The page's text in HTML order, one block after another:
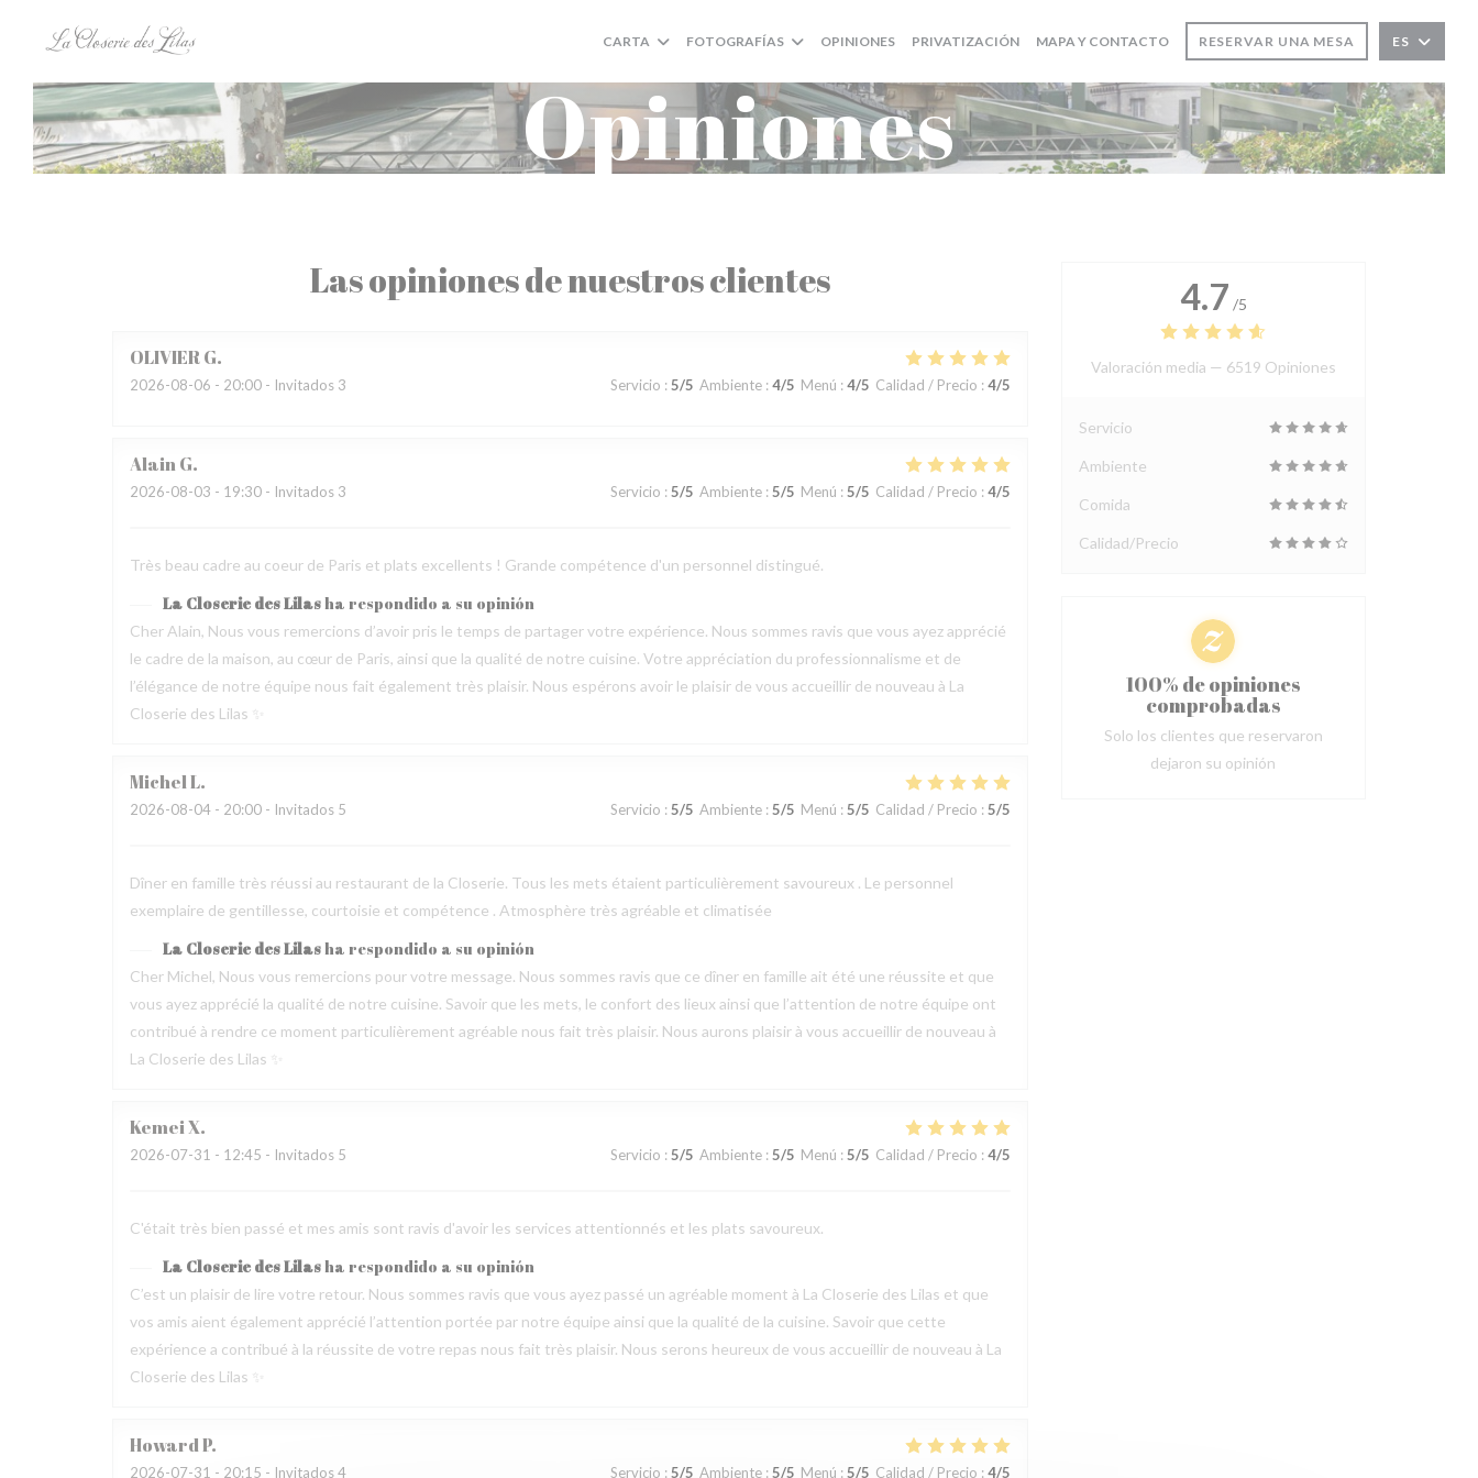
CARTA FOTOGRAFÍAS OPINIONES PRIVATIZACIÓN MAPA Y CONTACTO RESERVAR UNA MESA ES
Opiniones
Las opiniones de nuestros clientes
OLIVIERG
2026-08-06 - 20:00 - Invitados 3 Servicio : 5/5 Ambiente: 4/5 Menú : 4/5 Calidad / Precio : 4/5
AlainG
2026-08-03 - 19:30 - Invitados 3 Servicio : 5/5 Ambiente: 5/5 Menú : 5/5 Calidad / Precio : 4/5
Très beau cadre au coeur de Paris et plats excellents ! Grande compétence d'un personnel distingué.
La Closerie des Lilasha respondido a su opinión
Cher Alain, Nous vous remercions d’avoir pris le temps de partager votre expérience. Nous sommes ravis que vous ayez apprécié
le cadre de la maison, au cœur de Paris, ainsi que la qualité de notre cuisine. Votre appréciation du professionnalisme et de
l’élégance de notre équipe nous fait également très plaisir. Nous espérons avoir le plaisir de vous accueillir de nouveau à La
Closerie des Lilas ✨
MichelL
2026-08-04 - 20:00 - Invitados 5 Servicio : 5/5 Ambiente: 5/5 Menú : 5/5 Calidad / Precio : 5/5
Dîner en famille très réussi au restaurant de la Closerie. Tous les mets étaient particulièrement savoureux . Le personnel
exemplaire de gentillesse, courtoisie et compétence . Atmosphère très agréable et climatisée
La Closerie des Lilasha respondido a su opinión
Cher Michel, Nous vous remercions pour votre message. Nous sommes ravis que ce dîner en famille ait été une réussite et que
vous ayez apprécié la qualité de notre cuisine. Savoir que les mets, le confort des lieux ainsi que l’attention de notre équipe ont
contribué à rendre ce moment particulièrement agréable nous fait très plaisir. Nous aurons plaisir à vous accueillir de nouveau à
La Closerie des Lilas ✨
KemeiX
2026-07-31 - 12:45 - Invitados 5 Servicio : 5/5 Ambiente: 5/5 Menú : 5/5 Calidad / Precio : 4/5
C'était très bien passé et mes amis sont ravis d'avoir les services attentionnés et les plats savoureux.
La Closerie des Lilasha respondido a su opinión
C’est un plaisir de lire votre retour. Nous sommes ravis que vous ayez passé un agréable moment à La Closerie des Lilas et que
vos amis aient également apprécié l’attention portée par notre équipe ainsi que la qualité de la cuisine. Savoir que cette
expérience a contribué à la réussite de votre repas nous fait très plaisir. Nous serons heureux de vous accueillir de nouveau à La
Closerie des Lilas ✨
HowardP
2026-07-31 - 20:15 - Invitados 4 Servicio : 5/5 Ambiente: 5/5 Menú : 5/5 Calidad / Precio : 4/5
4.7 /5
Valoración media — 6519 Opiniones
Servicio
Ambiente
Comida
Calidad/Precio
100% de opiniones
comprobadas
Solo los clientes que reservaron
dejaron su opinión